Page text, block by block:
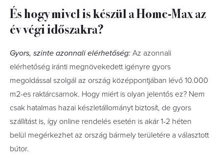
És hogy mivel is készül a Home-Max az
év végi időszakra?
Gyors, szinte azonnali elérhetőség: Az azonnali
elérhetőség iránti megnövekedett igényre gyors
megoldással szolgál az ország középpontjában lévő 10.000
m2-es raktárcsarnok. Hogy miért is olyan jelentős ez? Nem
csak hatalmas hazai készletállományt biztosít, de gyors
szállítást is, így online rendelés esetén is akár 1-2 héten
belül megérkezhet az ország bármely területére a választott
bútor.